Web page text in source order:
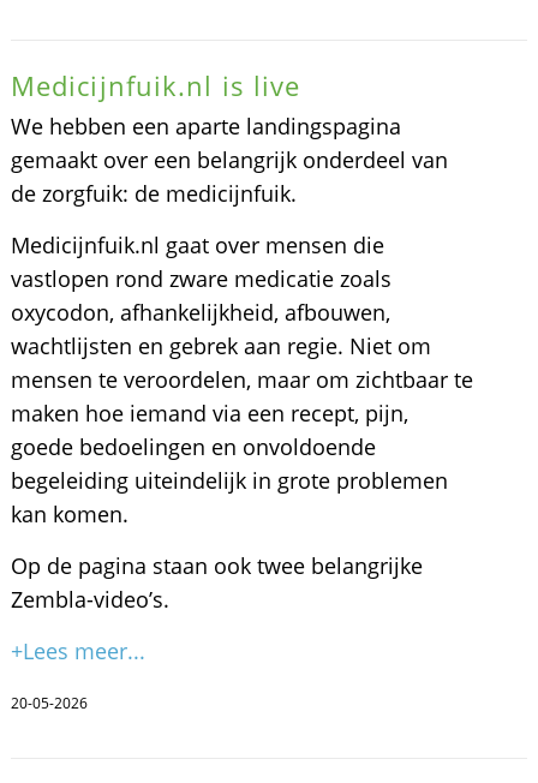
Medicijnfuik.nl is live
We hebben een aparte landingspagina
gemaakt over een belangrijk onderdeel van
de zorgfuik: de medicijnfuik.
Medicijnfuik.nl gaat over mensen die
vastlopen rond zware medicatie zoals
oxycodon, afhankelijkheid, afbouwen,
wachtlijsten en gebrek aan regie. Niet om
mensen te veroordelen, maar om zichtbaar te
maken hoe iemand via een recept, pijn,
goede bedoelingen en onvoldoende
begeleiding uiteindelijk in grote problemen
kan komen.
Op de pagina staan ook twee belangrijke
Zembla-video’s.
+Lees meer...
20-05-2026